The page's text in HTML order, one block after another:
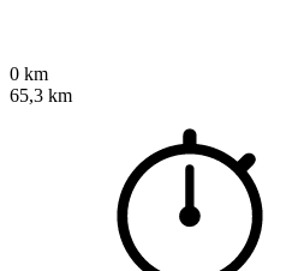
0 km
65,3 km